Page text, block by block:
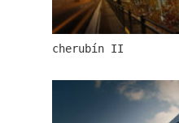
zámek dolní břežany
cherubín II